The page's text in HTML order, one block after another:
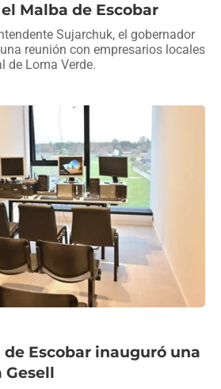
Malba de Escobar
Sujarchuk, el gobernador
reunión con empresarios locales
de Loma Verde.
Escobar inauguró una
Gesell